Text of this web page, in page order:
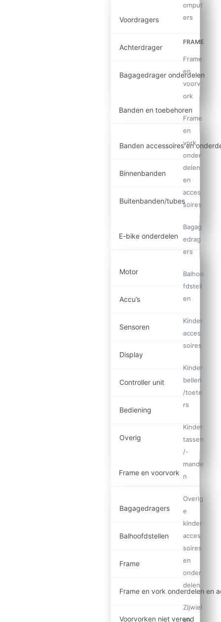
Voordragers
Achterdrager
Bagagedrager onderdelen
Banden en toebehoren
Banden accessoires en
Binnenbanden
Buitenbanden/tubes
E-bike onderdelen
Motor
Accu’s
Sensoren
Display
Controller unit
Bediening
Overig
Frame en voorvork
Bagagedragers
Balhoofdstellen
Frame
Frame en vork onderdelen en
Voorvorken niet verend
omput
ers
FRAME
Frame
en
voorv
ork
Frame
en
vork
onder
delen
en
acces
soires
Bagag
edrag
ers
Balhoo
fdstell
en
Kinder
acces
soires
Kinder
bellen
/toete
rs
Kinder
tassen
/-
mande
n
Overig
e
kinder
acces
soires
en
onder
delen
Zijwiel
en